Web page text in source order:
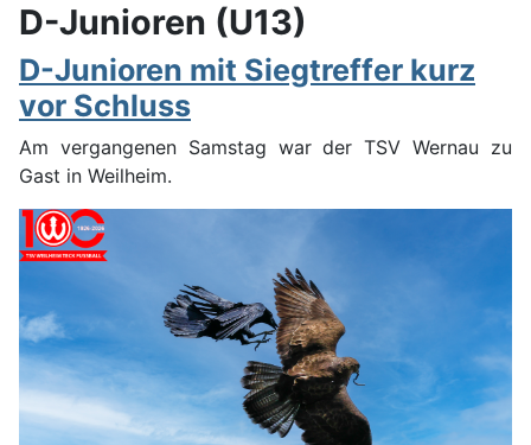
D-Junioren (U13)
D-Junioren mit Siegtreffer kurz
vor Schluss
Am vergangenen Samstag war der TSV Wernau zu
Gast in Weilheim.